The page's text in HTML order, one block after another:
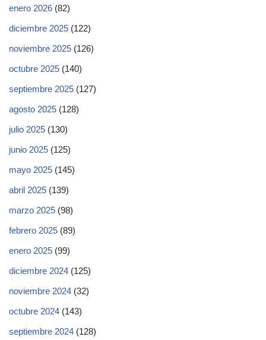
enero 2026 (82)
diciembre 2025 (122)
noviembre 2025 (126)
octubre 2025 (140)
septiembre 2025 (127)
agosto 2025 (128)
julio 2025 (130)
junio 2025 (125)
mayo 2025 (145)
abril 2025 (139)
marzo 2025 (98)
febrero 2025 (89)
enero 2025 (99)
diciembre 2024 (125)
noviembre 2024 (32)
octubre 2024 (143)
septiembre 2024 (128)